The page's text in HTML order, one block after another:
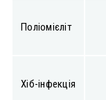
Поліомієліт
Хіб-інфекція